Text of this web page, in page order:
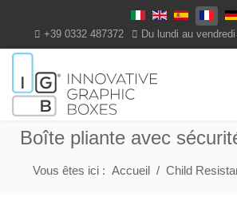
Select your language
+39 0332 487372 Du lundi au
Boîte pliante avec
Vous êtes ici : Accueil Child